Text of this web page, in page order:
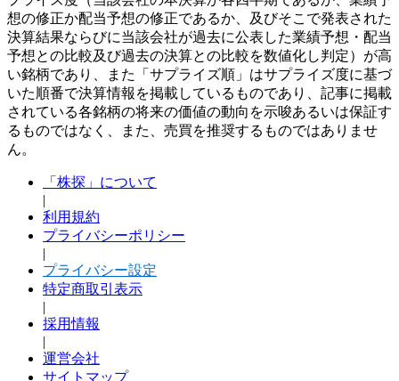
想の修正か配当予想の修正であるか、及びそこで発表された
決算結果ならびに当該会社が過去に公表した業績予想・配当
予想との比較及び過去の決算との比較を数値化し判定）が高
い銘柄であり、また「サプライズ順」はサプライズ度に基づ
いた順番で決算情報を掲載しているものであり、記事に掲載
されている各銘柄の将来の価値の動向を示唆あるいは保証す
るものではなく、また、売買を推奨するものではありませ
ん。
「株探」について
|
利用規約
プライバシーポリシー
|
プライバシー設定
特定商取引表示
|
採用情報
|
運営会社
サイトマップ